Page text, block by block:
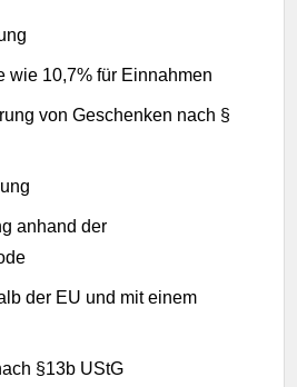
wie 10,7% für Einnahmen
von Geschenken nach §
anhand der
der EU und mit einem
§13b UStG